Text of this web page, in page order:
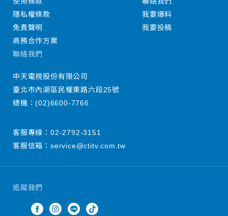
追蹤我們
隱私權條款
免責聲明
商務合作方案
我要爆料
我要投稿
聯絡我們
中天電視股份有限公司
臺北市內湖區民權東路六段25號
總機：(02)6600-7766
客服專線： 02-2792-3151
客服信箱： service@ctitv.com.tw